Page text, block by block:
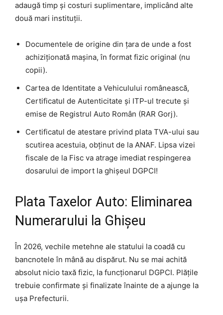
adaugă timp și costuri suplimentare, implicând alte
două mari instituții.
Documentele de origine din țara de unde a fost
achiziționată mașina, în format fizic original (nu
copii).
Cartea de Identitate a Vehiculului românească,
Certificatul de Autenticitate și ITP-ul trecute și
emise de Registrul Auto Român (RAR Gorj).
Certificatul de atestare privind plata TVA-ului sau
scutirea acestuia, obținut de la ANAF. Lipsa vizei
fiscale de la Fisc va atrage imediat respingerea
dosarului de import la ghișeul DGPCI!
Plata Taxelor Auto: Eliminarea
Numerarului la Ghișeu
În 2026, vechile metehne ale statului la coadă cu
bancnotele în mână au dispărut. Nu se mai achită
absolut nicio taxă fizic, la funcționarul DGPCI. Plățile
trebuie confirmate și finalizate înainte de a ajunge la
ușa Prefecturii.